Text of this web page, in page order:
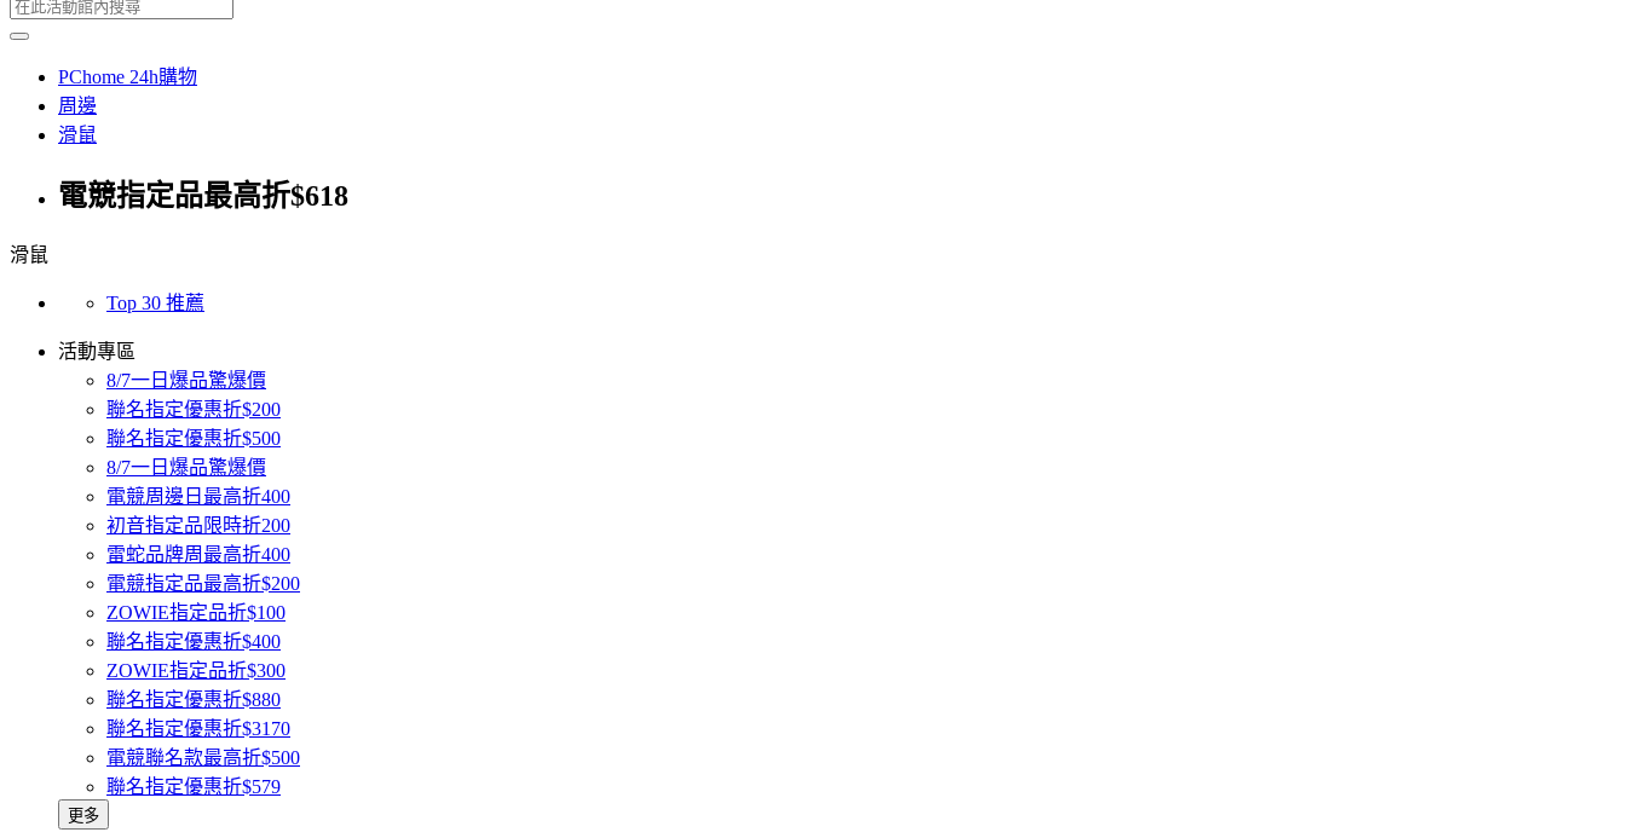
PChome 24h購物
周邊
滑鼠
電競指定品最高折$618
滑鼠
Top 30 推薦
活動專區
8/7一日爆品驚爆價
聯名指定優惠折$200
聯名指定優惠折$500
8/7一日爆品驚爆價
電競周邊日最高折400
初音指定品限時折200
雷蛇品牌周最高折400
電競指定品最高折$200
ZOWIE指定品折$100
聯名指定優惠折$400
ZOWIE指定品折$300
聯名指定優惠折$880
聯名指定優惠折$3170
電競聯名款最高折$500
聯名指定優惠折$579
更多